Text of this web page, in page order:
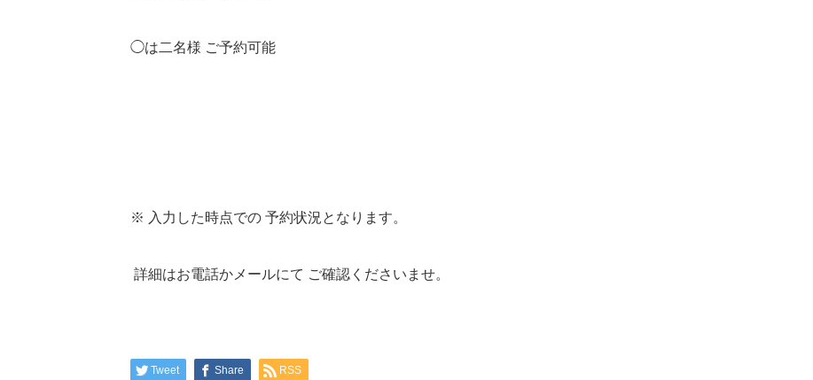
◯は二名様 ご予約可能
※ 入力した時点での 予約状況となります。
詳細はお電話かメールにて ご確認くださいませ。
Tweet Share RSS